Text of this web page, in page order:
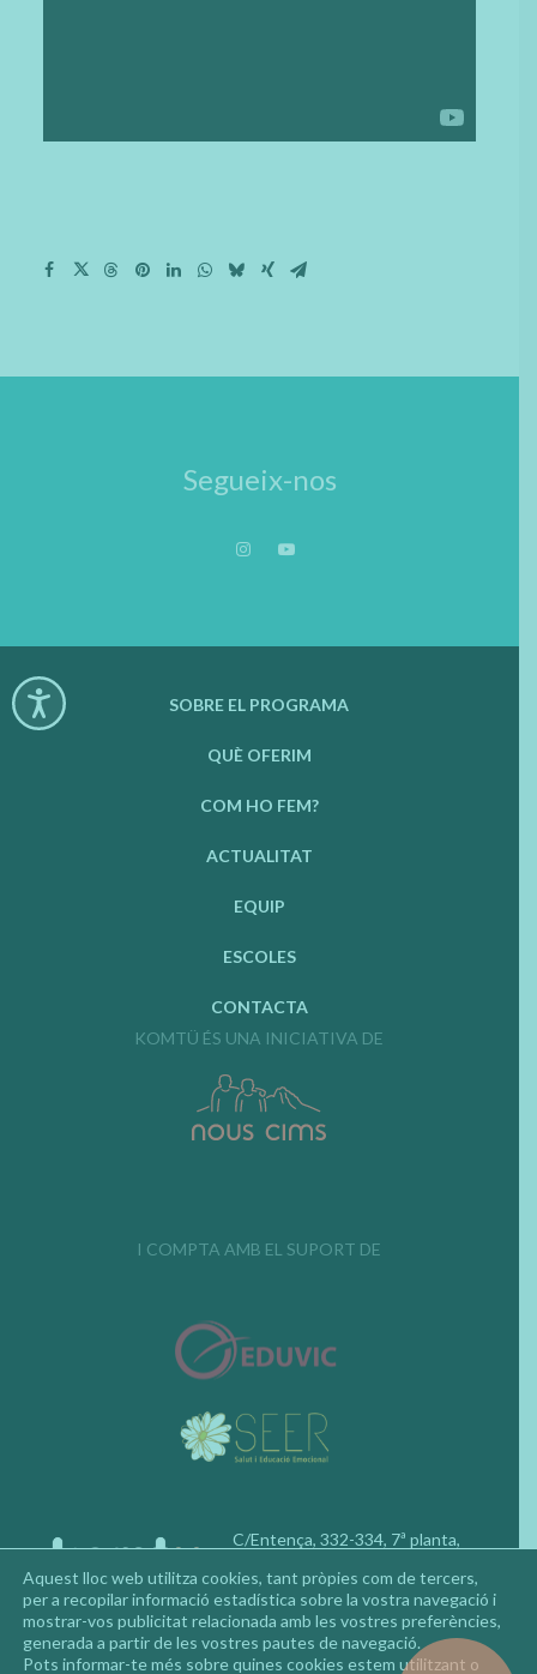
Segueix-nos
SOBRE EL PROGRAMA
QUÈ OFERIM
COM HO FEM?
ACTUALITAT
EQUIP
ESCOLES
CONTACTA
KOMTÜ ÉS UNA INICIATIVA DE
I COMPTA AMB EL SUPORT DE
C/Entença, 332-334, 7ª planta,
08029, Barcelona
Telèfon: 677 92 02 50
Aquest lloc web utilitza cookies, tant pròpies com de tercers,
per a recopilar informació estadística sobre la vostra navegació i
mostrar-vos publicitat relacionada amb les vostres preferències,
generada a partir de les vostres pautes de navegació.
Pots informar-te més sobre quines cookies estem utilitzant o